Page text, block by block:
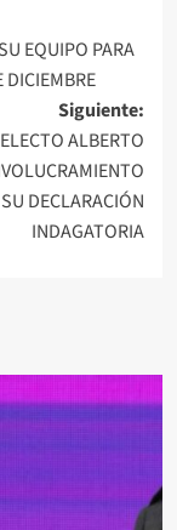
EQUIPO PARA
DICIEMBRE
Siguiente:
ALBERTO
DECLARACIÓN
INDAGATORIA